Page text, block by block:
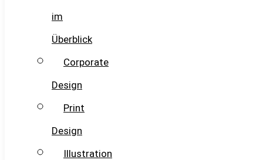
im
Überblick
Corporate
Design
Print
Design
Illustration